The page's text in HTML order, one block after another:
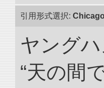
引用形式選択: Chicago
ヤング
“天の間